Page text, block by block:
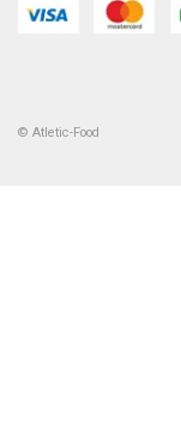
© Atletic-Food